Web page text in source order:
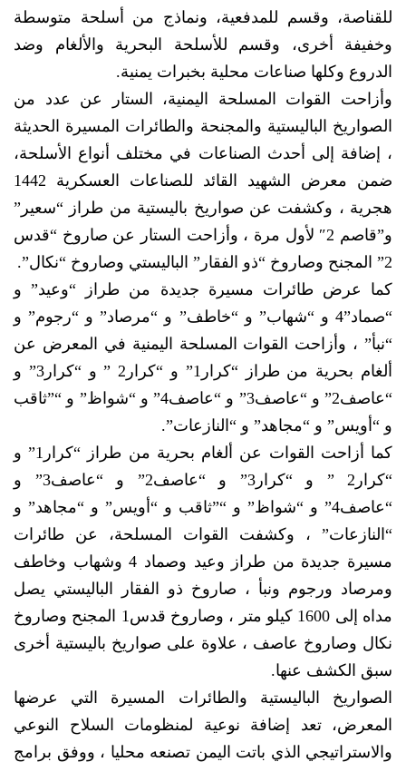
للقناصة، وقسم للمدفعية، ونماذج من أسلحة متوسطة
وخفيفة أخرى، وقسم للأسلحة البحرية والألغام وضد
الدروع وكلها صناعات محلية بخبرات يمنية.
وأزاحت القوات المسلحة اليمنية، الستار عن عدد من
الصواريخ الباليستية والمجنحة والطائرات المسيرة الحديثة
، إضافة إلى أحدث الصناعات في مختلف أنواع الأسلحة،
ضمن معرض الشهيد القائد للصناعات العسكرية 1442
هجرية ، وكشفت عن صواريخ باليستية من طراز “سعير”
و”قاصم 2″ لأول مرة ، وأزاحت الستار عن صاروخ “قدس
2” المجنح وصاروخ “ذو الفقار” الباليستي وصاروخ “نكال”.
كما عرض طائرات مسيرة جديدة من طراز “وعيد” و
“صماد”4 و “شهاب” و “خاطف” و “مرصاد” و “رجوم” و
“نبأ” ، وأزاحت القوات المسلحة اليمنية في المعرض عن
ألغام بحرية من طراز “كرار1” و “كرار2 ” و “كرار3” و
“عاصف2” و “عاصف3” و “عاصف4” و “شواظ” و “”ثاقب
و “أويس” و “مجاهد” و “النازعات”.
كما أزاحت القوات عن ألغام بحرية من طراز “كرار1” و
“كرار2 ” و “كرار3” و “عاصف2” و “عاصف3” و
“عاصف4” و “شواظ” و “”ثاقب و “أويس” و “مجاهد” و
“النازعات” ، وكشفت القوات المسلحة، عن طائرات
مسيرة جديدة من طراز وعيد وصماد 4 وشهاب وخاطف
ومرصاد ورجوم ونبأ ، صاروخ ذو الفقار الباليستي يصل
مداه إلى 1600 كيلو متر ، وصاروخ قدس1 المجنح وصاروخ
نكال وصاروخ عاصف ، علاوة على صواريخ باليستية أخرى
سبق الكشف عنها.
الصواريخ الباليستية والطائرات المسيرة التي عرضها
المعرض، تعد إضافة نوعية لمنظومات السلاح النوعي
والاستراتيجي الذي باتت اليمن تصنعه محليا ، ووفق برامج